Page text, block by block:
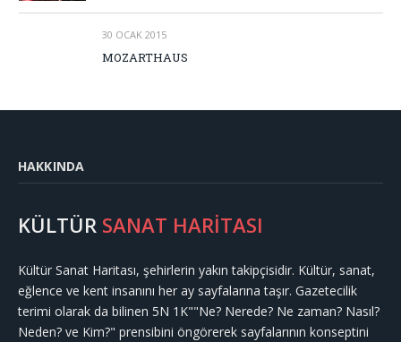
30 OCAK 2015
MOZARTHAUS
HAKKINDA
KÜLTÜR SANAT HARİTASI
Kültür Sanat Haritası, şehirlerin yakın takipçisidir. Kültür, sanat,
eğlence ve kent insanını her ay sayfalarına taşır. Gazetecilik
terimi olarak da bilinen 5N 1K""Ne? Nerede? Ne zaman? Nasıl?
Neden? ve Kim?" prensibini öngörerek sayfalarının konseptini